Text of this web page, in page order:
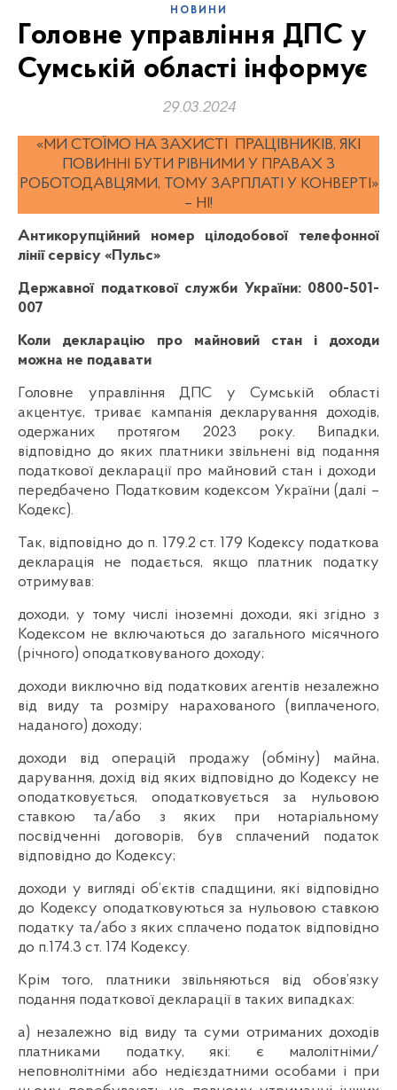
НОВИНИ
Головне управління ДПС у
Сумській області інформує
29.03.2024
«МИ СТОЇМО НА ЗАХИСТІ ПРАЦІВНИКІВ, ЯКІ
ПОВИННІ БУТИ РІВНИМИ У ПРАВАХ З
РОБОТОДАВЦЯМИ, ТОМУ ЗАРПЛАТІ У КОНВЕРТІ»
– НІ!
Антикорупційний номер цілодобової телефонної
лінії сервісу «Пульс»
Державної податкової служби України: 0800-501-
007
Коли декларацію про майновий стан і доходи
можна не подавати
Головне управління ДПС у Сумській області
акцентує, триває кампанія декларування доходів,
одержаних протягом 2023 року. Випадки,
відповідно до яких платники звільнені від подання
податкової декларації про майновий стан і доходи
передбачено Податковим кодексом України (далі –
Кодекс).
Так, відповідно до п. 179.2 ст. 179 Кодексу податкова
декларація не подається, якщо платник податку
отримував:
доходи, у тому числі іноземні доходи, які згідно з
Кодексом не включаються до загального місячного
(річного) оподатковуваного доходу;
доходи виключно від податкових агентів незалежно
від виду та розміру нарахованого (виплаченого,
наданого) доходу;
доходи від операцій продажу (обміну) майна,
дарування, дохід від яких відповідно до Кодексу не
оподатковується, оподатковується за нульовою
ставкою та/або з яких при нотаріальному
посвідченні договорів, був сплачений податок
відповідно до Кодексу;
доходи у вигляді об’єктів спадщини, які відповідно
до Кодексу оподатковуються за нульовою ставкою
податку та/або з яких сплачено податок відповідно
до п.174.3 ст. 174 Кодексу.
Крім того, платники звільняються від обов’язку
подання податкової декларації в таких випадках:
а) незалежно від виду та суми отриманих доходів
платниками податку, які: є малолітніми/
неповнолітніми або недієздатними особами і при